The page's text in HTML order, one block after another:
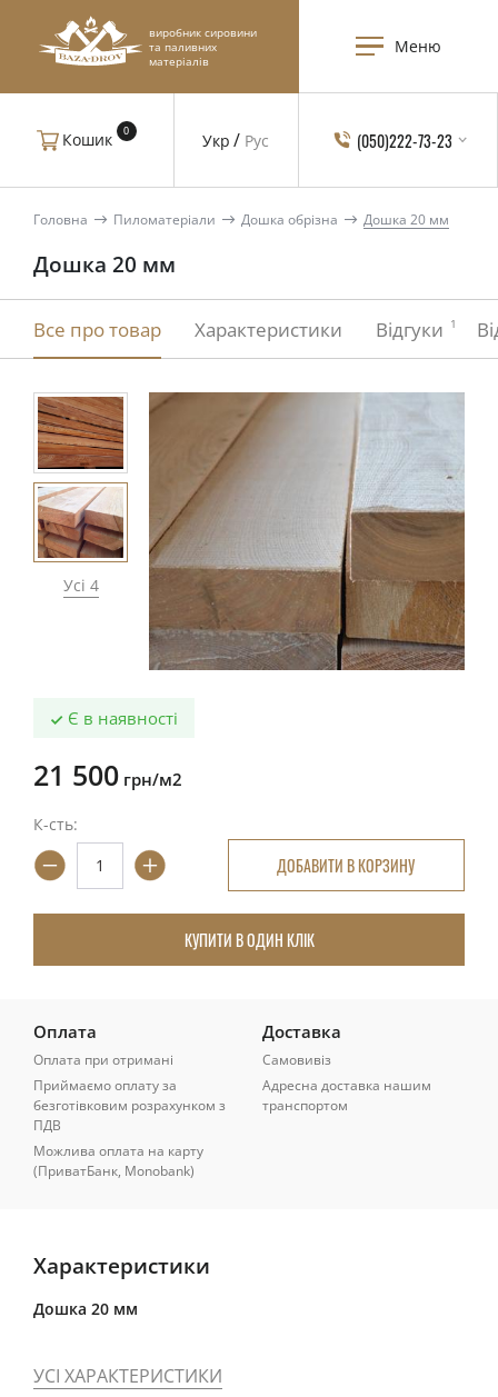
виробник сировини
та паливних
матеріалів
Меню
Укр Рус
Кошик 0 (050)222-73-23
Головна Пиломатеріали Дошка обрізна Дошка 20 мм
Дошка 20 мм
Все про товар Характеристики Відгуки 1
Усі 4
Є в наявності
21 500 грн/м2
К-сть:
ДОБАВИТИ В КОРЗИНУ
КУПИТИ В ОДИН КЛІК
Оплата
Оплата при отримані
Приймаємо оплату за
безготівковим розрахунком з
ПДВ
Можлива оплата на карту
(ПриватБанк, Monobank)
Доставка
Самовивіз
Адресна доставка нашим
транспортом
Характеристики
Дошка 20 мм
УСІ ХАРАКТЕРИСТИКИ